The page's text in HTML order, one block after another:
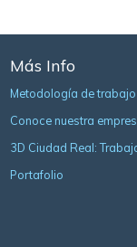
Más Info
Metodología de trabajo
Conoce nuestra
3D Ciudad Real:
Portafolio